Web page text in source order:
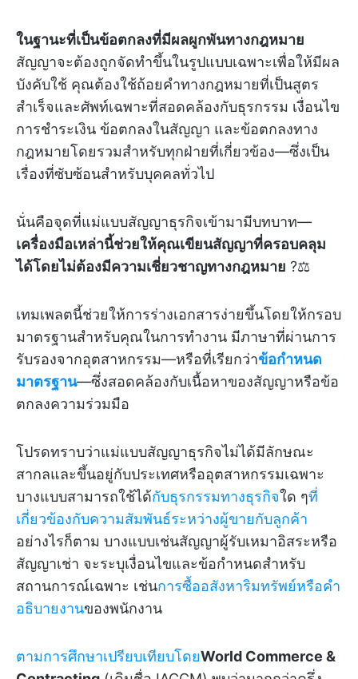
ในฐานะที่เป็นข้อตกลงที่มีผลผูกพันทางกฎหมาย
สัญญาจะต้องถูกจัดทำขึ้นในรูปแบบเฉพาะเพื่อให้มีผล
บังคับใช้ คุณต้องใช้ถ้อยคำทางกฎหมายที่เป็นสูตร
สำเร็จและศัพท์เฉพาะที่สอดคล้องกับธุรกรรม เงื่อนไข
การชำระเงิน ข้อตกลงในสัญญา และข้อตกลงทาง
กฎหมายโดยรวมสำหรับทุกฝ่ายที่เกี่ยวข้อง—ซึ่งเป็น
เรื่องที่ซับซ้อนสำหรับบุคคลทั่วไป
นั่นคือจุดที่แม่แบบสัญญาธุรกิจเข้ามามีบทบาท—
เครื่องมือเหล่านี้ช่วยให้คุณเขียนสัญญาที่ครอบคลุม
ได้โดยไม่ต้องมีความเชี่ยวชาญทางกฎหมาย ?‍⚖️
เทมเพลตนี้ช่วยให้การร่างเอกสารง่ายขึ้นโดยให้กรอบ
มาตรฐานสำหรับคุณในการทำงาน มีภาษาที่ผ่านการ
รับรองจากอุตสาหกรรม—หรือที่เรียกว่าข้อกำหนด
มาตรฐาน—ซึ่งสอดคล้องกับเนื้อหาของสัญญาหรือข้อ
ตกลงความร่วมมือ
โปรดทราบว่าแม่แบบสัญญาธุรกิจไม่ได้มีลักษณะ
สากลและขึ้นอยู่กับประเทศหรืออุตสาหกรรมเฉพาะ
บางแบบสามารถใช้ได้กับธุรกรรมทางธุรกิจใด ๆที่
เกี่ยวข้องกับความสัมพันธ์ระหว่างผู้ขายกับลูกค้า
อย่างไรก็ตาม บางแบบเช่นสัญญาผู้รับเหมาอิสระหรือ
สัญญาเช่า จะระบุเงื่อนไขและข้อกำหนดสำหรับ
สถานการณ์เฉพาะ เช่นการซื้ออสังหาริมทรัพย์หรือคำ
อธิบายงานของพนักงาน
ตามการศึกษาเปรียบเทียบโดยWorld Commerce &